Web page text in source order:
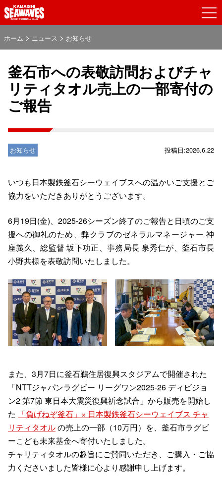
ホーム > ニュース > お知らせ
釜石市への表敬訪問およびチャ
リティタオル売上の一部寄付の
ご報告
お知らせ 投稿日:2026.6.22
いつも日本製鉄釜石シーウェイブスへの温かいご支援とご
協力をいただきありがとうございます。
6月19日(金)、2025-26シーズン終了のご報告と日頃のご支
援への御礼のため、弊クラブのゼネラルマネージャー 神
座義久、総監督 坂下功正、事務局長 泉秀仁が、釜石市長
小野共様を表敬訪問いたしました。
また、3月7日に釜石鵜住居復興スタジアムで開催された
「NTTジャパンラグビー リーグワン2025-26 ディビジョ
ン2 第7節 東日本大震災復興祈念試合」から販売を開始し
た
「負げねぞ釜石」× 日本製鉄釜石シーウェイブス チャ
リティタオルの売上の一部（10万円）を、釜石市ラグビ
ーこども未来基金へ寄付いたしました。
チャリティタオルの趣旨にご賛同いただき、ご購入・ご協
力くださいました皆様に心より感謝申し上げます。